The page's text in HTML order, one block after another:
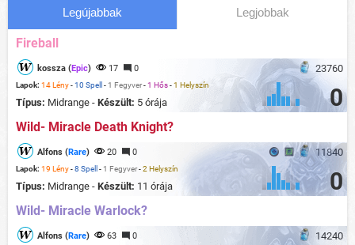
Legújabbak Legjobbak
Fireball
23760
kossza (Epic) 17 0
Lapok: 14 Lény-10 Spell - 1 Fegyver-1 Hős-1 Helyszín
Típus: Midrange - Készült: 5 órája 0
Wild- Miracle Death Knight?
11840
Alfons (Rare) 20 0
Lapok: 19 Lény-8 Spell - 1 Fegyver-2 Helyszín
Típus: Midrange - Készült: 11 órája 0
Wild- Miracle Warlock?
14240
Alfons (Rare) 63 0